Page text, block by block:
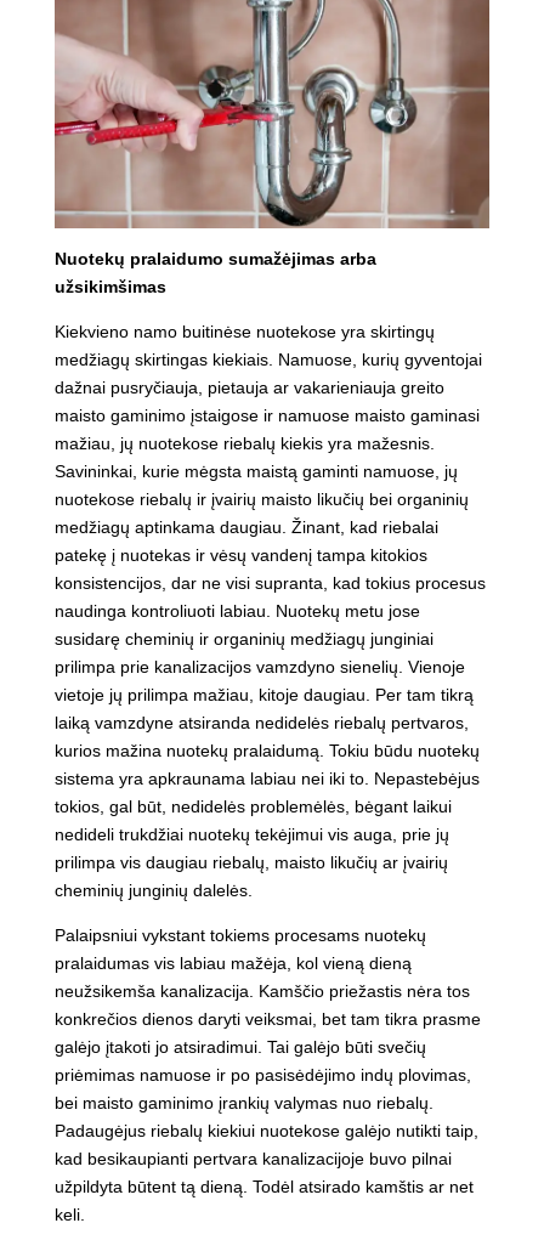
Nuotekų pralaidumo sumažėjimas arba
užsikimšimas
Kiekvieno namo buitinėse nuotekose yra skirtingų
medžiagų skirtingas kiekiais. Namuose, kurių gyventojai
dažnai pusryčiauja, pietauja ar vakarieniauja greito
maisto gaminimo įstaigose ir namuose maisto gaminasi
mažiau, jų nuotekose riebalų kiekis yra mažesnis.
Savininkai, kurie mėgsta maistą gaminti namuose, jų
nuotekose riebalų ir įvairių maisto likučių bei organinių
medžiagų aptinkama daugiau. Žinant, kad riebalai
patekę į nuotekas ir vėsų vandenį tampa kitokios
konsistencijos, dar ne visi supranta, kad tokius procesus
naudinga kontroliuoti labiau. Nuotekų metu jose
susidarę cheminių ir organinių medžiagų junginiai
prilimpa prie kanalizacijos vamzdyno sienelių. Vienoje
vietoje jų prilimpa mažiau, kitoje daugiau. Per tam tikrą
laiką vamzdyne atsiranda nedidelės riebalų pertvaros,
kurios mažina nuotekų pralaidumą. Tokiu būdu nuotekų
sistema yra apkraunama labiau nei iki to. Nepastebėjus
tokios, gal būt, nedidelės problemėlės, bėgant laikui
nedideli trukdžiai nuotekų tekėjimui vis auga, prie jų
prilimpa vis daugiau riebalų, maisto likučių ar įvairių
cheminių junginių dalelės.
Palaipsniui vykstant tokiems procesams nuotekų
pralaidumas vis labiau mažėja, kol vieną dieną
neužsikemša kanalizacija. Kamščio priežastis nėra tos
konkrečios dienos daryti veiksmai, bet tam tikra prasme
galėjo įtakoti jo atsiradimui. Tai galėjo būti svečių
priėmimas namuose ir po pasisėdėjimo indų plovimas,
bei maisto gaminimo įrankių valymas nuo riebalų.
Padaugėjus riebalų kiekiui nuotekose galėjo nutikti taip,
kad besikaupianti pertvara kanalizacijoje buvo pilnai
užpildyta būtent tą dieną. Todėl atsirado kamštis ar net
keli.